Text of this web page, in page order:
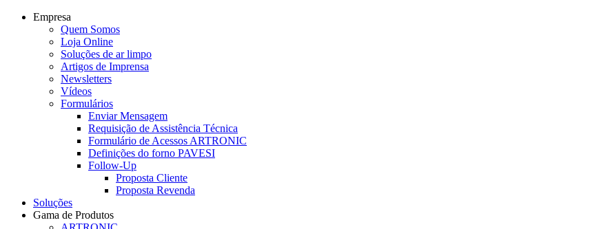
Empresa
Quem Somos
Loja Online
Soluções de ar limpo
Artigos de Imprensa
Newsletters
Vídeos
Formulários
Enviar Mensagem
Requisição de Assistência Técnica
Formulário de Acessos ARTRONIC
Definições do forno PAVESI
Follow-Up
Proposta Cliente
Proposta Revenda
Soluções
Gama de Produtos